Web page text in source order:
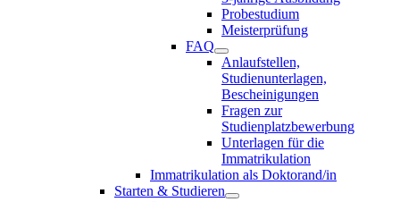
Probestudium
Meisterprüfung
FAQ
Anlaufstellen,
Studienunterlagen,
Bescheinigungen
Fragen zur
Studienplatzbewerbung
Unterlagen für die
Immatrikulation
Immatrikulation als Doktorand/in
Starten & Studieren